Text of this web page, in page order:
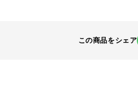
この商品をシェア